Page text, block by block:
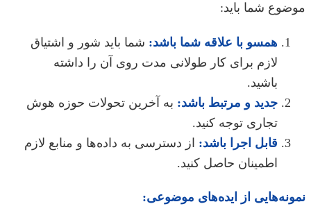
شما باید:
همسو با علاقه شما باشد:شما باید شور و اشتیاق
لازم برای کار طولانی مدت روی آن را داشته
باشید.
جدید و مرتبط باشد:به آخرین تحولات حوزه هوش
تجاری توجه کنید.
قابل اجرا باشد:از دسترسی به داده‌ها و منابع لازم
اطمینان حاصل کنید.
از ایده‌های موضوعی: